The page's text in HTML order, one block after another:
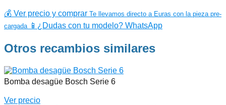
💰 Ver precio y comprar Te llevamos directo a Euras con la pieza pre-
cargada 📱 ¿Dudas con tu modelo? WhatsApp
Otros recambios similares
Bomba desagüe Bosch Serie 6
Ver precio